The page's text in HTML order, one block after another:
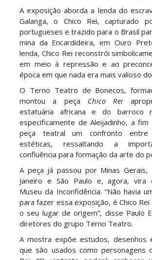
A exposição aborda a lenda do
Galanga, o Chico Rei, capturado
portugueses e trazido para o Brasil
mina da Encardideira, em Ouro
lenda, Chico Rei reconstrói
em meio à repressão e ao
época em que nada era mais valioso
O Terno Teatro de Bonecos,
montou a peça Chico Rei
estatuária africana e do barroco
especificamente de Aleijadinho, a
peça teatral um confronto entre
estéticas, ressaltando a
confluência para formação da arte do
A peça já passou por Minas Gerais,
Janeiro e São Paulo e, agora, vira
Museu da Inconfidência. “Não havia
para fazer essa exposição, é Chico
o seu lugar de origem”, disse Paulo
diretores do grupo Terno Teatro.
A mostra expõe estudos, desenhos
que são usados como personagens